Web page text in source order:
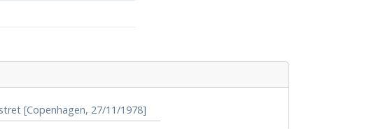
[Copenhagen, 27/11/1978]